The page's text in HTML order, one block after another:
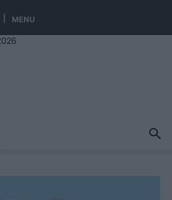
MENU